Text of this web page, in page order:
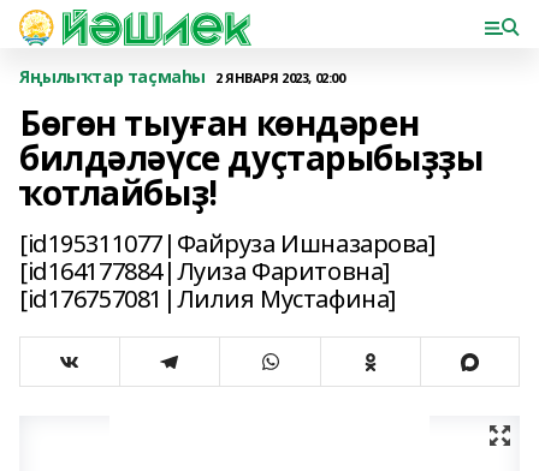
Яңылыҡтар таҫмаһы 2 ЯНВАРЯ 2023, 02:00
Бөгөн тыуған көндәрен
билдәләүсе дуҫтарыбыҙҙы
ҡотлайбыҙ!
[id195311077|Файруза Ишназарова]
[id164177884|Луиза Фаритовна]
[id176757081|Лилия Мустафина]